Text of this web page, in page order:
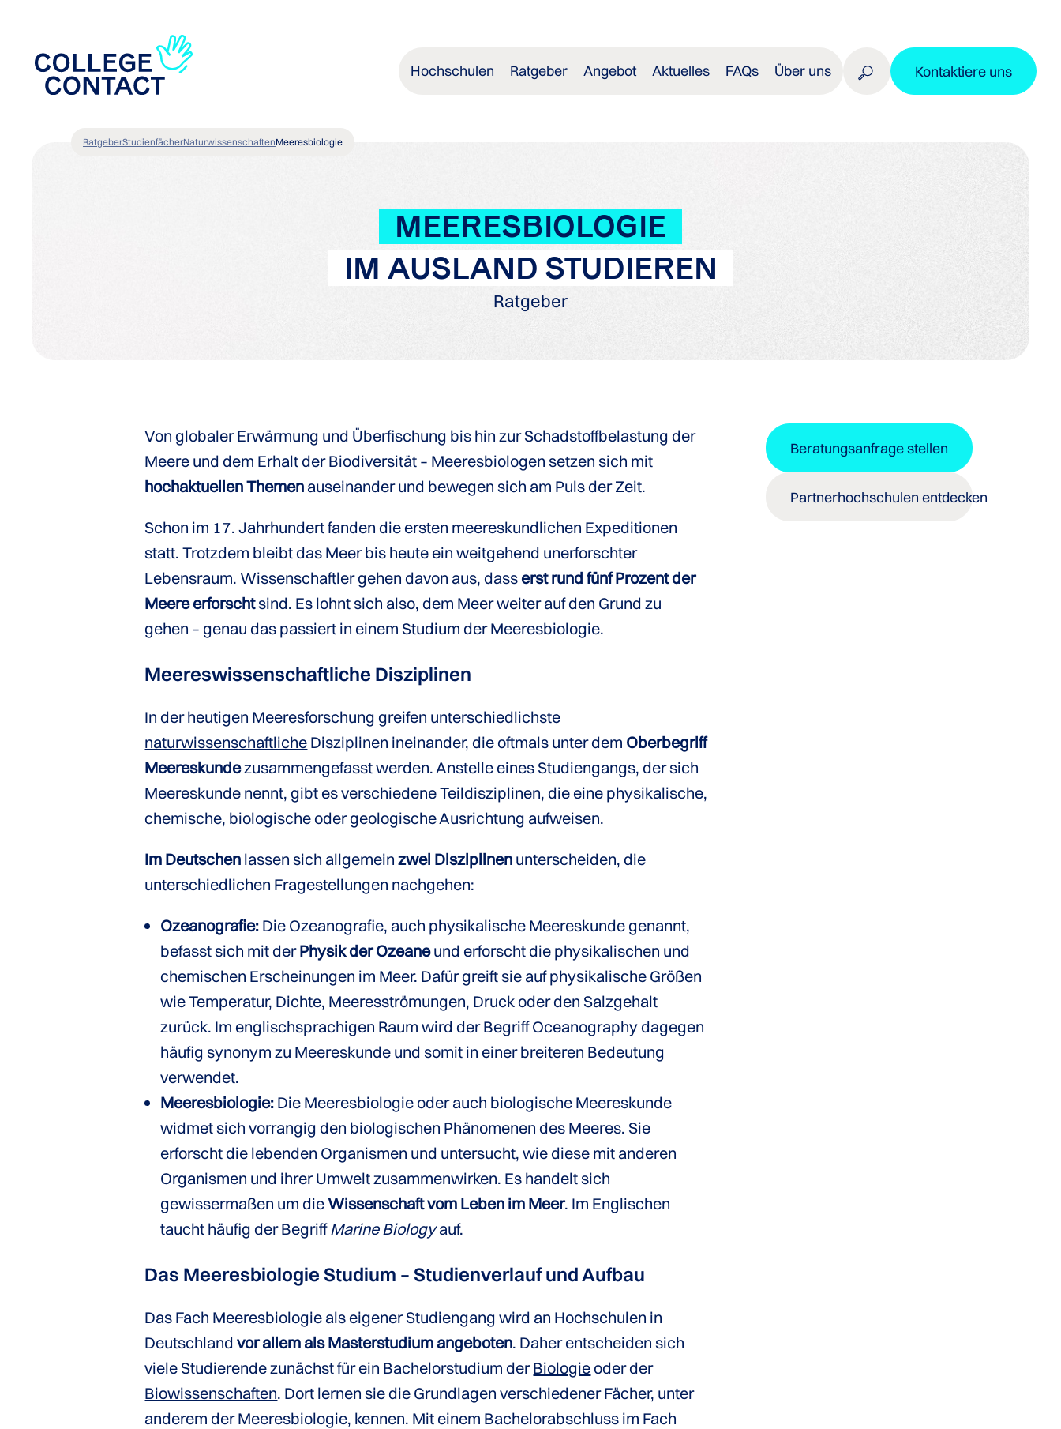
Hochschulen Ratgeber Angebot Aktuelles FAQs Über uns Kontaktiere uns
RatgeberStudienfächerNaturwissenschaftenMeeresbiologie
MEERESBIOLOGIE
IM AUSLAND STUDIEREN
Ratgeber
Von globaler Erwärmung und Überfischung bis hin zur Schadstoffbelastung der
Meere und dem Erhalt der Biodiversität – Meeresbiologen setzen sich mit
hochaktuellen Themen auseinander und bewegen sich am Puls der Zeit.
Schon im 17. Jahrhundert fanden die ersten meereskundlichen Expeditionen
statt. Trotzdem bleibt das Meer bis heute ein weitgehend unerforschter
Lebensraum. Wissenschaftler gehen davon aus, dasserst rund fünf Prozent der
Meere erforschtsind. Es lohnt sich also, dem Meer weiter auf den Grund zu
gehen – genau das passiert in einem Studium der Meeresbiologie.
Meeres­wissen­schaft­liche Disziplinen
In der heutigen Meeresforschung greifen unterschiedlichste
naturwissenschaftliche Disziplinen ineinander, die oftmals unter dem Oberbegriff
Meereskundezusammengefasst werden. Anstelle eines Studiengangs, der sich
Meereskunde nennt, gibt es verschiedene Teildisziplinen, die eine physikalische,
chemische, biologische oder geologische Ausrichtung aufweisen.
Im Deutschen lassen sich allgemeinzwei Disziplinen unterscheiden, die
unterschiedlichen Fragestellungen nachgehen:
Ozeanografie: Die Ozeanografie, auch physikalische Meereskunde genannt,
befasst sich mit derPhysik der Ozeaneund erforscht die physikalischen und
chemischen Erscheinungen im Meer. Dafür greift sie auf physikalische Größen
wie Temperatur, Dichte, Meeresströmungen, Druck oder den Salzgehalt
zurück. Im englischsprachigen Raum wird der Begriff Oceanography dagegen
häufig synonym zu Meereskunde und somit in einer breiteren Bedeutung
verwendet.
Meeresbiologie: Die Meeresbiologie oder auch biologische Meereskunde
widmet sich vorrangig den biologischen Phänomenen des Meeres. Sie
erforscht die lebenden Organismen und untersucht, wie diese mit anderen
Organismen und ihrer Umwelt zusammenwirken. Es handelt sich
gewissermaßen um dieWissenschaft vom Leben im Meer. Im Englischen
taucht häufig der BegriffMarine Biologyauf.
Das Meeresbiologie Studium – Studienverlauf und Aufbau
Das Fach Meeresbiologie als eigener Studiengang wird an Hochschulen in
Deutschlandvor allem als Masterstudium angeboten. Daher entscheiden sich
viele Studierende zunächst für ein Bachelorstudium derBiologieoder der
Biowissenschaften. Dort lernen sie die Grundlagen verschiedener Fächer, unter
anderem der Meeresbiologie, kennen. Mit einem Bachelorabschluss im Fach
Beratungsanfrage stellen
Partnerhochschulen entdecken